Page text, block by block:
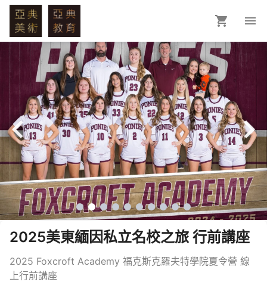
2025美東緬因私立名校之旅 行前講座
2025 Foxcroft Academy 福克斯克羅夫特學院夏令營 線
上行前講座